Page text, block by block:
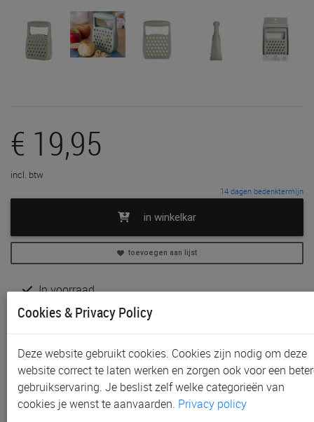
€ 19,95
incl. btw
14 dagen bedenktermijn
in winkelkar
toevoegen aan lijst
In voorraad
Gratis (en direct) af te halen in onze
Niklaas en Waregem
Aalst en Gent
Gratis verzending vanaf € 80 *
Productinformatie & specificaties
Cookies & Privacy Policy
Deze website gebruikt cookies. Cookies zijn nodig om deze
website correct te laten werken en zorgen ook voor een
gebruikservaring. Je beslist zelf welke categorieën van
cookies je wenst te aanvaarden. Privacy policy